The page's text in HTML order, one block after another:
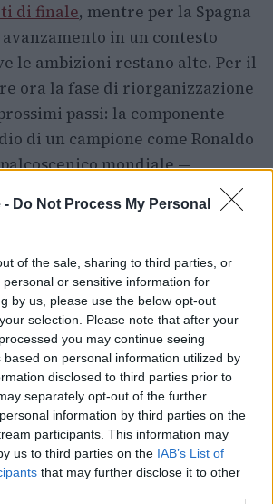
- Do Not Process My Personal
of the sale, sharing to third parties, or
or sensitive information for
by us, please use the below opt-out
selection. Please note that after your
you may continue seeing
based on personal information utilized by
disclosed to third parties prior to
separately opt-out of the further
information by third parties on the
participants. This information may
us to third parties on the IAB’s List of
that may further disclose it to other
di finale, mentre per la Spagna
in un contesto
le ambizioni restano alte. Per il
ora la fase di riorganizzazione
passi: la componente
di un campione come Ronaldo
mondiale —
parole del capitano lasciano
di fiducia personale: la
è accompagnata dalla
dato il massimo e di non avere
mentre lascerà spazio al
cosa verrà dopo.
Mauri